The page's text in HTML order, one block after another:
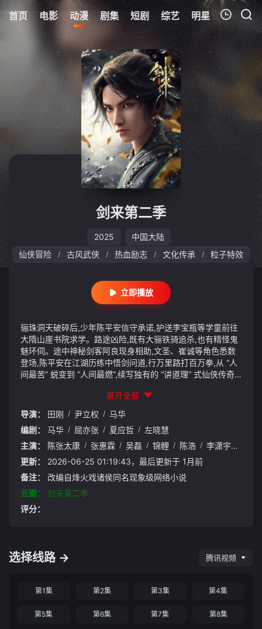
首页 电影 动漫 剧集 短剧 综艺 明星 周表
我的观影记录
暂无观看影片的记录
剑来第二季
2025
中国大陆
仙侠冒险
/ 古风武侠 / 热血励志 / 文化传承 / 粒子特效
立即播放
骊珠洞天破碎后,少年陈平安信守承诺,护送李宝瓶等学童前往
大隋山崖书院求学。路途凶险,既有大骊铁骑追杀,也有精怪鬼
魅环伺。途中神秘剑客阿良现身相助,文圣、崔诚等角色悉数
登场,陈平安在江湖历练中悟剑问道,行万里路打百万拳,从 “人
间最苦” 蜕变到 “人间最燃”,续写独有的 “讲道理” 式仙侠传奇,
展开全部
导演：
田刚 / 尹立权 / 马华
编剧：
马华 / 屈亦张 / 夏应哲 / 左晓慧
主演：
陈张太康 / 张惠霖 / 吴磊 / 锦鲤 / 陈浩 / 李潇宇
更新：
2026-06-25 01:19:43，最后更新于 1月前
备注：
改编自烽火戏诸侯同名现象级网络小说
豆瓣：
剑来第二季
评分：
选择线路 → 腾讯视频
第1集 第2集 第3集 第4集
第5集 第6集 第7集 第8集